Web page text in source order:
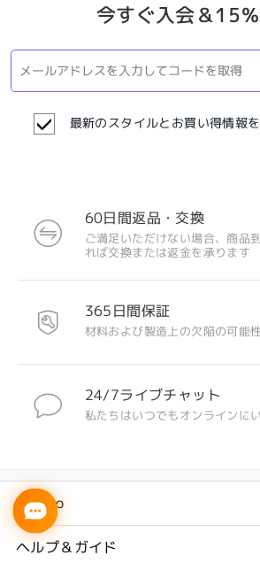
今すぐ入会＆15
最新のスタイルとお買い得情報
60日間返品・交換
ご満足いただけない場合、商品
れば交換または返金を承ります
365日間保証
材料および製造上の欠陥の可能
24/7ライブチャット
私たちはいつでもオンラインに
Firmoo
ヘルプ＆ガイド